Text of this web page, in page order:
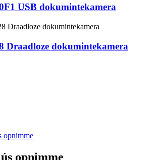
USB dokumintekamera
Draadloze dokumintekamera
opnimme
opnimme